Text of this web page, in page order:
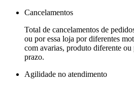
Cancelamentos
Total de cancelamentos de
ou por essa loja por diferentes
com avarias, produto diferente
prazo.
Agilidade no atendimento